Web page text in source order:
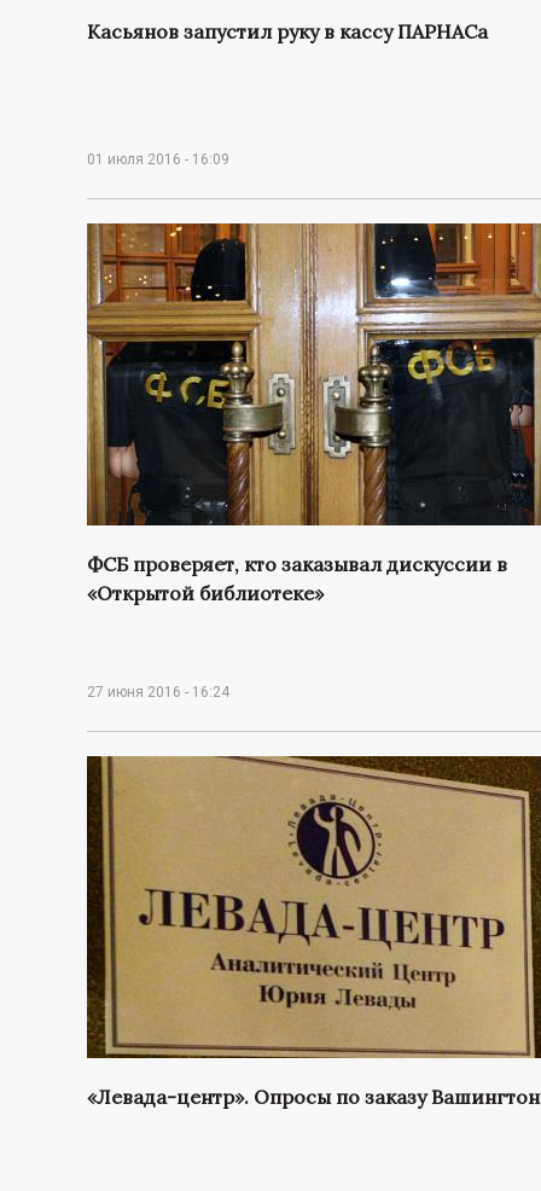
Касьянов запустил руку в кассу ПАРНАСа
01 июля 2016 - 16:09
ФСБ проверяет, кто заказывал дискуссии в
«Открытой библиотеке»
27 июня 2016 - 16:24
«Левада-центр». Опросы по заказу